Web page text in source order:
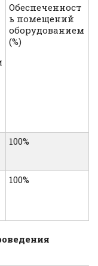
Обеспеченност
ь помещений
оборудованием
(%)
100%
100%